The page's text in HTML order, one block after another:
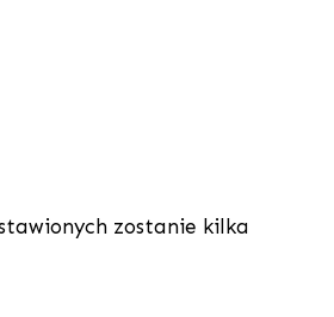
zostanie kilka